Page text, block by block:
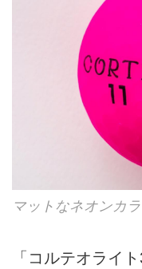
マットなネオンカ
「コルテオライ